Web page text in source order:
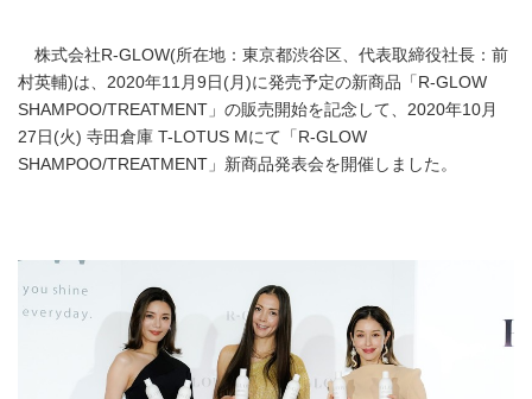
株式会社R-GLOW(所在地：東京都渋谷区、代表取締役社長：前
村英輔)は、2020年11月9日(月)に発売予定の新商品「R-GLOW
SHAMPOO/TREATMENT」の販売開始を記念して、2020年10月
27日(火) 寺田倉庫 T-LOTUS Mにて「R-GLOW
SHAMPOO/TREATMENT」新商品発表会を開催しました。